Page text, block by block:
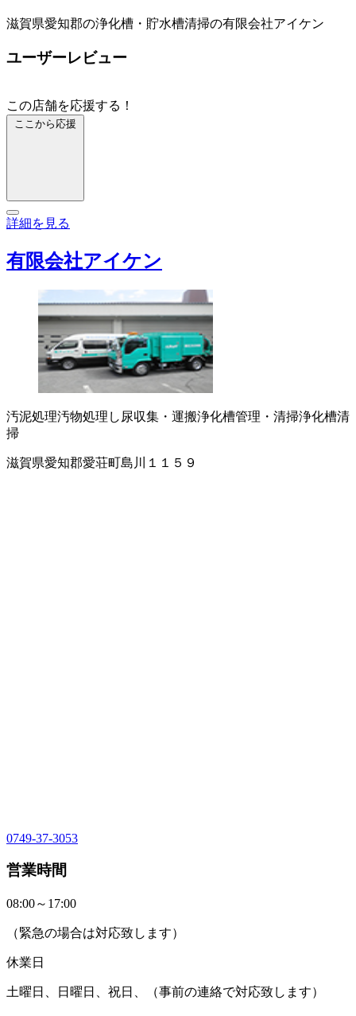
滋賀県愛知郡の浄化槽・貯水槽清掃の有限会社アイケン
ユーザーレビュー
この店舗を応援する！
ここから応援
詳細を見る
有限会社アイケン
汚泥処理汚物処理 し尿収集・運搬浄化槽管理・清掃浄化槽清
掃
滋賀県愛知郡愛荘町島川１１５９
0749-37-3053
営業時間
08:00～17:00
（緊急の場合は対応致します）
休業日
土曜日、日曜日、祝日、（事前の連絡で対応致します）